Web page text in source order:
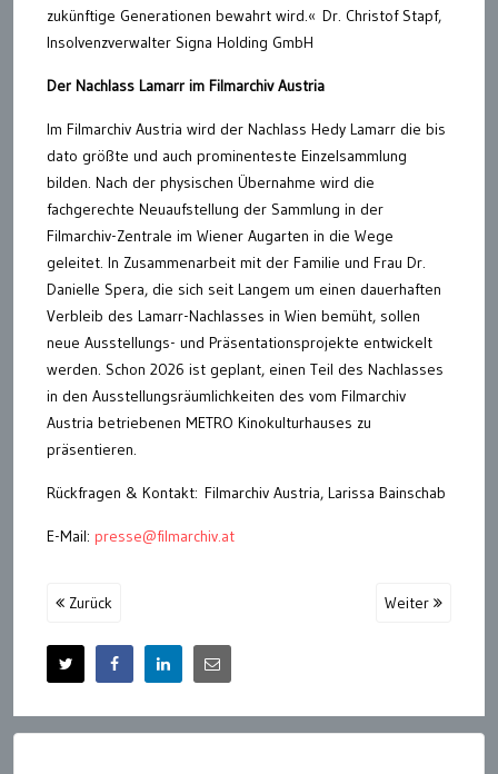
zukünftige Generationen bewahrt wird.« Dr. Christof Stapf,
Insolvenzverwalter Signa Holding GmbH
Der Nachlass Lamarr im Filmarchiv Austria
Im Filmarchiv Austria wird der Nachlass Hedy Lamarr die bis
dato größte und auch prominenteste Einzelsammlung
bilden. Nach der physischen Übernahme wird die
fachgerechte Neuaufstellung der Sammlung in der
Filmarchiv-Zentrale im Wiener Augarten in die Wege
geleitet. In Zusammenarbeit mit der Familie und Frau Dr.
Danielle Spera, die sich seit Langem um einen dauerhaften
Verbleib des Lamarr-Nachlasses in Wien bemüht, sollen
neue Ausstellungs- und Präsentationsprojekte entwickelt
werden. Schon 2026 ist geplant, einen Teil des Nachlasses
in den Ausstellungsräumlichkeiten des vom Filmarchiv
Austria betriebenen METRO Kinokulturhauses zu
präsentieren.
Rückfragen & Kontakt: Filmarchiv Austria, Larissa Bainschab
E-Mail: presse@filmarchiv.at
Zurück Weiter